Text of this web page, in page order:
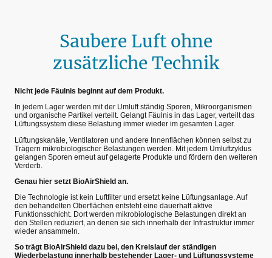
Saubere Luft ohne
zusätzliche Technik
Nicht jede Fäulnis beginnt auf dem Produkt.
In jedem Lager werden mit der Umluft ständig Sporen, Mikroorganismen
und organische Partikel verteilt. Gelangt Fäulnis in das Lager, verteilt das
Lüftungssystem diese Belastung immer wieder im gesamten Lager.
Lüftungskanäle, Ventilatoren und andere Innenflächen können selbst zu
Trägern mikrobiologischer Belastungen werden. Mit jedem Umluftzyklus
gelangen Sporen erneut auf gelagerte Produkte und fördern den weiteren
Verderb.
Genau hier setzt BioAirShield an.
Die Technologie ist kein Luftfilter und ersetzt keine Lüftungsanlage. Auf
den behandelten Oberflächen entsteht eine dauerhaft aktive
Funktionsschicht. Dort werden mikrobiologische Belastungen direkt an
den Stellen reduziert, an denen sie sich innerhalb der Infrastruktur immer
wieder ansammeln.
So trägt BioAirShield dazu bei, den Kreislauf der ständigen
Wiederbelastung innerhalb bestehender Lager- und Lüftungssysteme